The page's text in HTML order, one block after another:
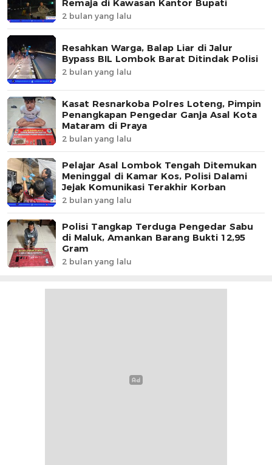
Remaja di Kawasan Kantor Bupati
2 bulan yang lalu
Resahkan Warga, Balap Liar di Jalur
Bypass BIL Lombok Barat Ditindak Polisi
2 bulan yang lalu
Kasat Resnarkoba Polres Loteng, Pimpin
Penangkapan Pengedar Ganja Asal Kota
Mataram di Praya
2 bulan yang lalu
Pelajar Asal Lombok Tengah Ditemukan
Meninggal di Kamar Kos, Polisi Dalami
Jejak Komunikasi Terakhir Korban
2 bulan yang lalu
Polisi Tangkap Terduga Pengedar Sabu
di Maluk, Amankan Barang Bukti 12,95
Gram
2 bulan yang lalu